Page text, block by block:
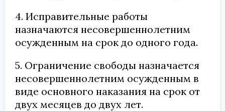
4. Исправительные работы
назначаются несовершеннолетним
осужденным на срок до одного года.
5. Ограничение свободы назначается
несовершеннолетним осужденным в
виде основного наказания на срок от
двух месяцев до двух лет.